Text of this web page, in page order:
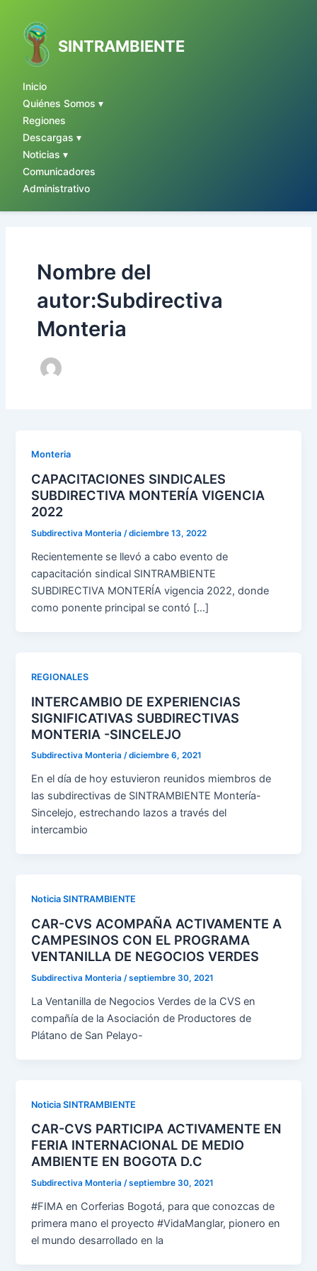
SINTRAMBIENTE
Inicio
Quiénes Somos ▾
Regiones
Descargas ▾
Noticias ▾
Comunicadores
Administrativo
contenido
Nombre del
autor:Subdirectiva
Monteria
Monteria
CAPACITACIONES SINDICALES
SUBDIRECTIVA MONTERÍA VIGENCIA
2022
Subdirectiva Monteria/diciembre 13, 2022
Recientemente se llevó a cabo evento de
capacitación sindical SINTRAMBIENTE
SUBDIRECTIVA MONTERÍA vigencia 2022, donde
como ponente principal se contó […]
REGIONALES
INTERCAMBIO DE EXPERIENCIAS
SIGNIFICATIVAS SUBDIRECTIVAS
MONTERIA -SINCELEJO
Subdirectiva Monteria/diciembre 6, 2021
En el día de hoy estuvieron reunidos miembros de
las subdirectivas de SINTRAMBIENTE Montería-
Sincelejo, estrechando lazos a través del
intercambio
Noticia SINTRAMBIENTE
CAR-CVS ACOMPAÑA ACTIVAMENTE A
CAMPESINOS CON EL PROGRAMA
VENTANILLA DE NEGOCIOS VERDES
Subdirectiva Monteria/septiembre 30, 2021
La Ventanilla de Negocios Verdes de la CVS en
compañía de la Asociación de Productores de
Plátano de San Pelayo-
Noticia SINTRAMBIENTE
CAR-CVS PARTICIPA ACTIVAMENTE EN
FERIA INTERNACIONAL DE MEDIO
AMBIENTE EN BOGOTA D.C
Subdirectiva Monteria/septiembre 30, 2021
#FIMA en Corferias Bogotá, para que conozcas de
primera mano el proyecto #VidaManglar, pionero en
el mundo desarrollado en la